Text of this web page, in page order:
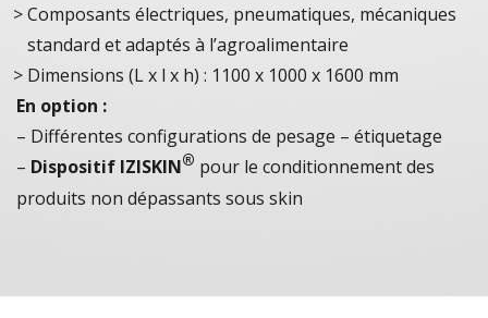
Composants électriques, pneumatiques, mécaniques
standard et adaptés à l’agroalimentaire
Dimensions (L x l x h) : 1100 x 1000 x 1600 mm
En option :
– Différentes configurations de pesage – étiquetage
– Dispositif IZISKIN® pour le conditionnement des
produits non dépassants sous skin